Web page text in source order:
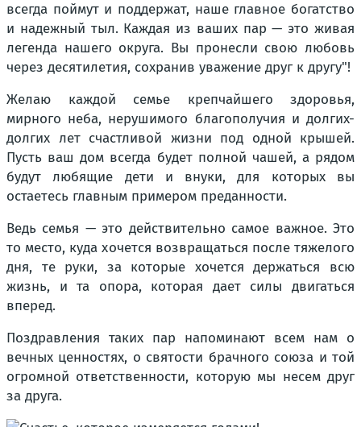
всегда поймут и поддержат, наше главное богатство
и надежный тыл. Каждая из ваших пар — это живая
легенда нашего округа. Вы пронесли свою любовь
через десятилетия, сохранив уважение друг к другу"!
Желаю каждой семье крепчайшего здоровья,
мирного неба, нерушимого благополучия и долгих-
долгих лет счастливой жизни под одной крышей.
Пусть ваш дом всегда будет полной чашей, а рядом
будут любящие дети и внуки, для которых вы
остаетесь главным примером преданности.
Ведь семья — это действительно самое важное. Это
то место, куда хочется возвращаться после тяжелого
дня, те руки, за которые хочется держаться всю
жизнь, и та опора, которая дает силы двигаться
вперед.
Поздравления таких пар напоминают всем нам о
вечных ценностях, о святости брачного союза и той
огромной ответственности, которую мы несем друг
за друга.